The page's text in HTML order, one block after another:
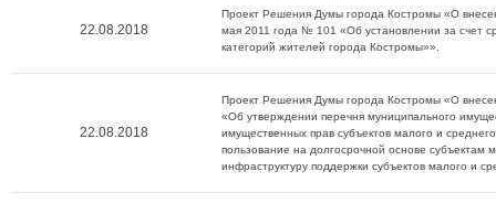
22.08.2018
Проект Решения Думы города Костромы «О
мая 2011 года № 101 «Об установлении за счет
категорий жителей города Костромы»».
22.08.2018
Проект Решения Думы города Костромы «О
«Об утверждении перечня муниципального
имущественных прав субъектов малого и
пользование на долгосрочной основе
инфраструктуру поддержки субъектов малого и